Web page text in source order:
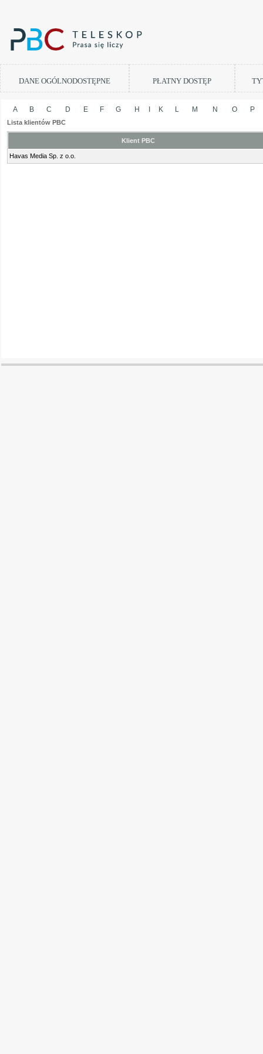
DANE OGÓLNODOSTĘPNE PŁATNY DOSTĘP
A B C D E F G H K L M N O P
Lista klientów PBC
Klient PBC
Havas Media Sp. z o.o.